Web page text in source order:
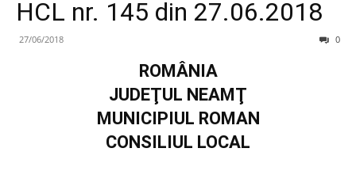
HCL nr. 145 din 27.06.2018
27/06/2018 0
ROMÂNIA
JUDEŢUL NEAMŢ
MUNICIPIUL ROMAN
CONSILIUL LOCAL